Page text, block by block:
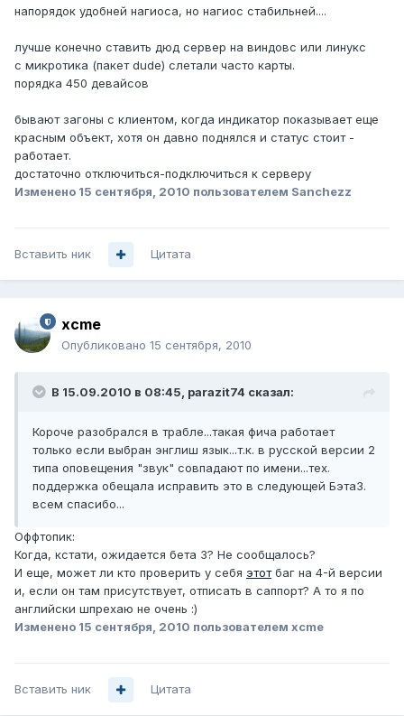
напорядок удобней нагиоса, но нагиос стабильней....
лучше конечно ставить дюд сервер на виндовс или линукс
с микротика (пакет dude) слетали часто карты.
порядка 450 девайсов
бывают загоны с клиентом, когда индикатор показывает еще
красным объект, хотя он давно поднялся и статус стоит -
работает.
достаточно отключиться-подключиться к серверу
Изменено 15 сентября, 2010 пользователем Sanchezz
Вставить ник Цитата
xcme
Опубликовано 15 сентября, 2010
В 15.09.2010 в 08:45, parazit74 сказал:
Короче разобрался в трабле...такая фича работает
только если выбран энглиш язык...т.к. в русской версии 2
типа оповещения "звук" совпадают по имени...тех.
поддержка обещала исправить это в следующей Бэта3.
всем спасибо...
Оффтопик:
Когда, кстати, ожидается бета 3? Не сообщалось?
И еще, может ли кто проверить у себя этотбаг на 4-й версии
и, если он там присутствует, отписать в саппорт? А то я по
английски шпрехаю не очень :)
Изменено 15 сентября, 2010 пользователем xcme
Вставить ник Цитата